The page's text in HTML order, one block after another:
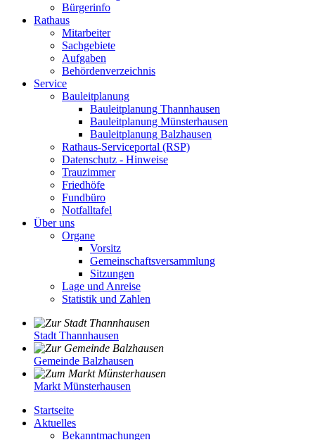
Bürgerinfo
Rathaus
Mitarbeiter
Sachgebiete
Aufgaben
Behördenverzeichnis
Service
Bauleitplanung
Bauleitplanung Thannhausen
Bauleitplanung Münsterhausen
Bauleitplanung Balzhausen
Rathaus-Serviceportal (RSP)
Datenschutz - Hinweise
Trauzimmer
Friedhöfe
Fundbüro
Notfalltafel
Über uns
Organe
Vorsitz
Gemeinschaftsversammlung
Sitzungen
Lage und Anreise
Statistik und Zahlen
Stadt Thannhausen
Gemeinde Balzhausen
Markt Münsterhausen
Startseite
Aktuelles
Bekanntmachungen